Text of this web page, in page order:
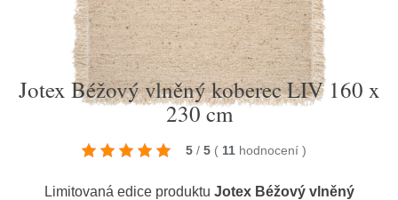
Jotex Béžový vlněný koberec LIV 160 x
230 cm
5 / 5 ( 11 hodnocení )
Limitovaná edice produktu Jotex Béžový vlněný